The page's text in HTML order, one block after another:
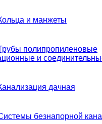
и манжеты
полипропиленовые
и
дачная
безнапорной